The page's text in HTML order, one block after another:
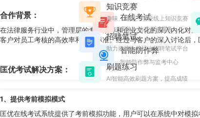
在线考试
高效一站式考试服务
智能防作弊
智能防作弊与监考中心
知识竞赛
趣味、党史、学校线上知识竞赛
招聘笔试
助力搭建企业线上招聘笔试平台
刷题练习
AI智能高效刷题方案，提高成绩
合作背景：
在法律服务行业中，管理层的专业素养和企业文化的深入内化对
客户对员工考核的高效率和严格标准。经过与客户的深入讨论后
匡优考试解决方案 ：
1、提供考前模拟模式
匡优在线考试系统提供了考前模拟功能，用户可以在系统中对模